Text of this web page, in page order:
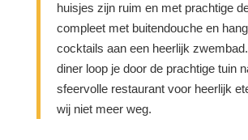
huisjes zijn ruim en met prachtige
compleet met buitendouche en
cocktails aan een heerlijk
diner loop je door de prachtige tuin
sfeervolle restaurant voor heerlijk
wij niet meer weg.